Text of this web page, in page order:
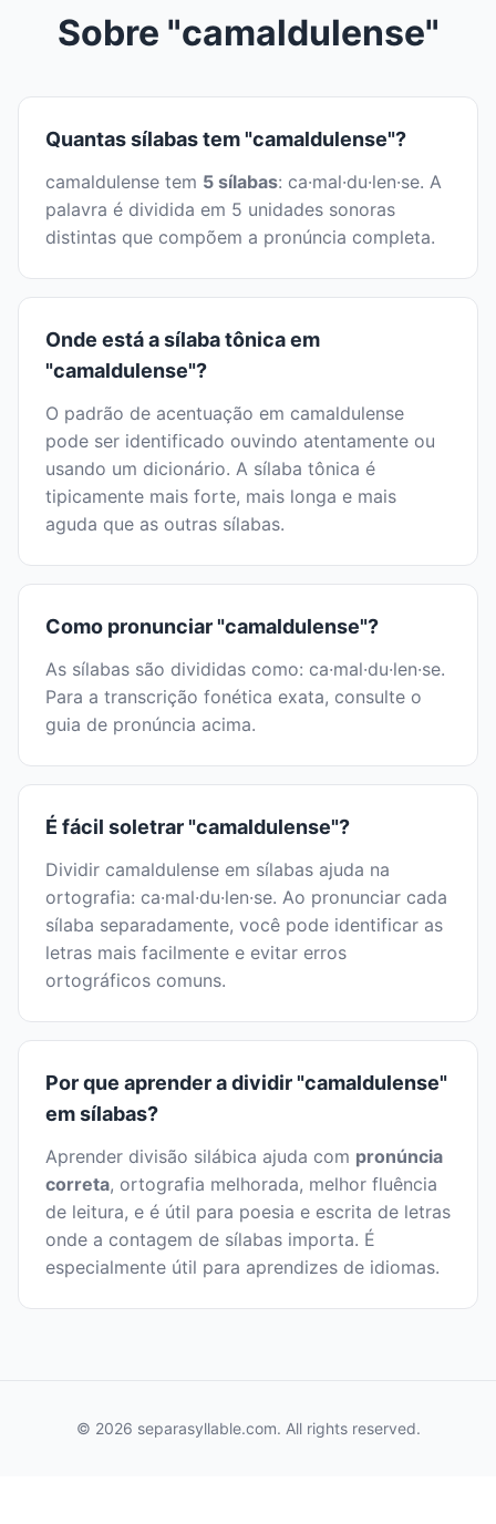
Sobre "camaldulense"
Quantas sílabas tem "camaldulense"?
camaldulense tem 5 sílabas: ca·mal·du·len·se. A
palavra é dividida em 5 unidades sonoras
distintas que compõem a pronúncia completa.
Onde está a sílaba tônica em
"camaldulense"?
O padrão de acentuação em camaldulense
pode ser identificado ouvindo atentamente ou
usando um dicionário. A sílaba tônica é
tipicamente mais forte, mais longa e mais
aguda que as outras sílabas.
Como pronunciar "camaldulense"?
As sílabas são divididas como: ca·mal·du·len·se.
Para a transcrição fonética exata, consulte o
guia de pronúncia acima.
É fácil soletrar "camaldulense"?
Dividir camaldulense em sílabas ajuda na
ortografia: ca·mal·du·len·se. Ao pronunciar cada
sílaba separadamente, você pode identificar as
letras mais facilmente e evitar erros
ortográficos comuns.
Por que aprender a dividir "camaldulense"
em sílabas?
Aprender divisão silábica ajuda com pronúncia
correta, ortografia melhorada, melhor fluência
de leitura, e é útil para poesia e escrita de letras
onde a contagem de sílabas importa. É
especialmente útil para aprendizes de idiomas.
© 2026 separasyllable.com. All rights reserved.